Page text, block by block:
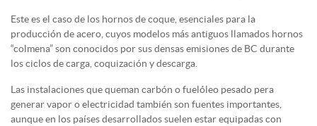
Este es el caso de los hornos de coque, esenciales para la
producción de acero, cuyos modelos más antiguos llamados hornos
“colmena” son conocidos por sus densas emisiones de BC durante
los ciclos de carga, coquización y descarga.
Las instalaciones que queman carbón o fuelóleo pesado pera
generar vapor o electricidad también son fuentes importantes,
aunque en los países desarrollados suelen estar equipadas con